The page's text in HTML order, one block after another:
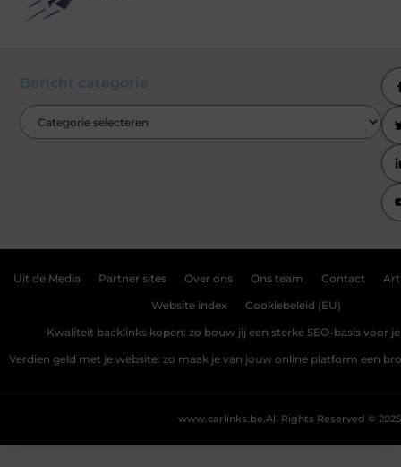
Bericht categorie
Uit de Media Partner sites Over ons Ons team Contact
Website index Cookiebeleid (EU)
Kwaliteit backlinks kopen: zo bouw jij een sterke SEO-basis voor
Verdien geld met je website: zo maak je van jouw online platform een
All Rights Reserved © 2025
www.carlinks.be.